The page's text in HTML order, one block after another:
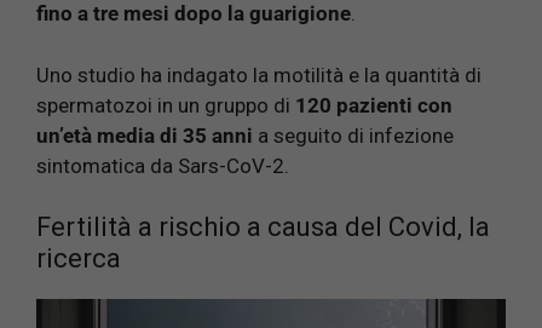
fino a tre mesi dopo la guarigione.
Uno studio ha indagato la motilità e la quantità di
spermatozoi in un gruppo di 120 pazienti con
un’età media di 35 anni a seguito di infezione
sintomatica da Sars-CoV-2.
Fertilità a rischio a causa del Covid, la
ricerca